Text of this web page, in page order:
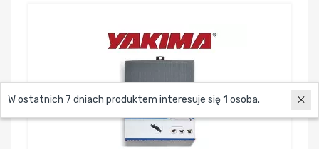
W ostatnich 7 dniach produktem interesuje się 1 osoba.